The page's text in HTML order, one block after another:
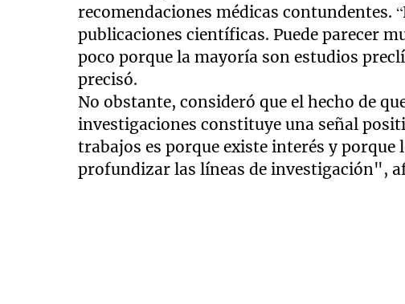
recomendaciones médicas contundentes.
publicaciones científicas. Puede parecer
poco porque la mayoría son estudios
precisó.
No obstante, consideró que el hecho de
investigaciones constituye una señal
trabajos es porque existe interés y
profundizar las líneas de investigación",